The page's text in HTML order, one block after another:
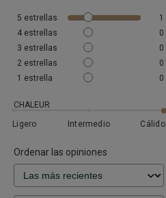
5 estrellas
1
4 estrellas
0
3 estrellas
0
2 estrellas
0
1 estrella 0
CHALEUR
Ligero
Intermedio Cálido
Ordenar las opiniones